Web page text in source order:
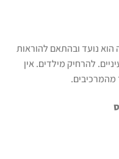
נועד ובהתאם להוראות
להרחיק מילדים. אין